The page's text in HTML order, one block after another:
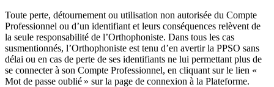
Toute perte, détournement ou utilisation non autorisée du Compte
Professionnel ou d’un identifiant et leurs conséquences relèvent de
la seule responsabilité de l’Orthophoniste. Dans tous les cas
susmentionnés, l’Orthophoniste est tenu d’en avertir la PPSO sans
délai ou en cas de perte de ses identifiants ne lui permettant plus de
se connecter à son Compte Professionnel, en cliquant sur le lien «
Mot de passe oublié » sur la page de connexion à la Plateforme.